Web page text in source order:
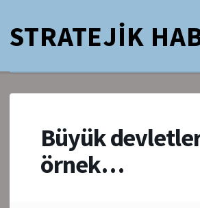
STRATEJİK
Büyük devletler
örnek…